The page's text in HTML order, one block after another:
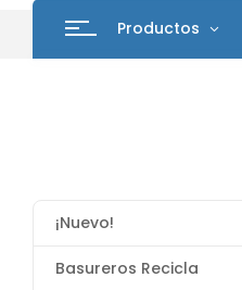
Productos
¡Nuevo!
Basureros Recicla